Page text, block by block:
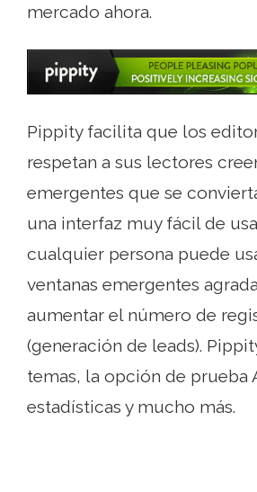
mercado ahora.
Pippity facilita que los
respetan a sus lectores
emergentes que se
una interfaz muy fácil de
cualquier persona puede
ventanas emergentes
aumentar el número de
(generación de leads).
temas, la opción de prueba
estadísticas y mucho más.